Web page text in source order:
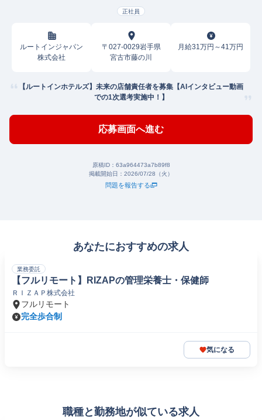
正社員
ルートインジャパン
株式会社
〒027-0029岩手県
宮古市藤の川
月給31万円～41万円
【ルートインホテルズ】未来の店舗責任者を募集【AIインタビュー動画
での1次選考実施中！】
応募画面へ進む
原稿ID： 63a964473a7b89f8
掲載開始日： 2026/07/28（火）
問題を報告する
あなたにおすすめの求人
業務委託
【フルリモート】RIZAPの管理栄養士・保健師
ＲＩＺＡＰ株式会社
フルリモート
完全歩合制
気になる
職種と勤務地が似ている求人